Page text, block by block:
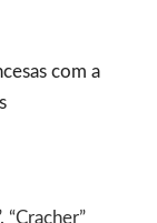
com a
“Cracher”